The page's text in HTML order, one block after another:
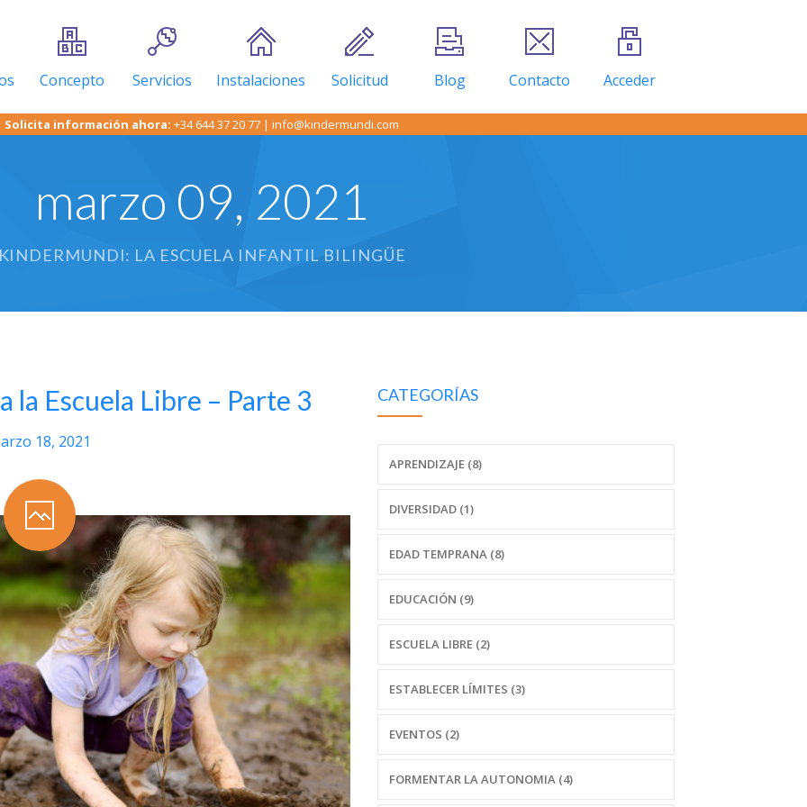
Concepto Servicios Instalaciones Solicitud Blog Contacto Acceder
Solicita información ahora: +34 644 37 20 77 | info@kindermundi.com
marzo 09, 2021
LA ESCUELA INFANTIL BILINGÜE
la Escuela Libre – Parte 3
18, 2021
CATEGORÍAS
APRENDIZAJE (8)
DIVERSIDAD (1)
EDAD TEMPRANA (8)
EDUCACIÓN (9)
ESCUELA LIBRE (2)
ESTABLECER LÍMITES (3)
EVENTOS (2)
FORMENTAR LA AUTONOMIA (4)